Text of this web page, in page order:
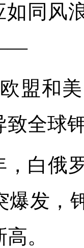
如同风
盟和
致全球
，白俄
爆发，
。